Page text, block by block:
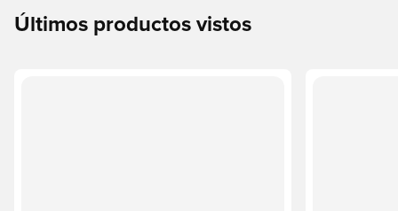
Últimos productos vistos